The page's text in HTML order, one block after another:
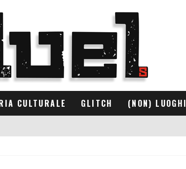
CULTURALE GLITCH (NON) LUOGHI